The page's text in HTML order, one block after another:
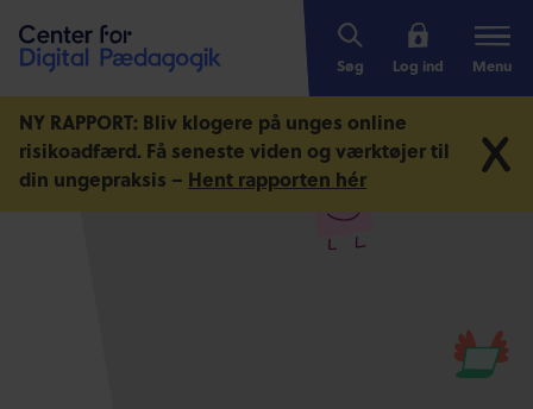
Søg Log ind Menu
NY RAPPORT: Bliv klogere på unges online
risikoadfærd. Få seneste viden og værktøjer til
din ungepraksis – Hent rapporten hér